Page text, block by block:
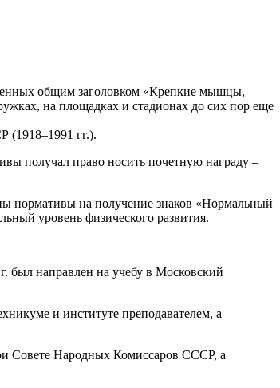
общим заголовком «Крепкие мышцы,
на площадках и стадионах до сих пор еще
(1918–1991 гг.).
получал право носить почетную награду –
нормативы на получение знаков «Нормальный
уровень физического развития.
был направлен на учебу в Московский
и институте преподавателем, а
Совете Народных Комиссаров СССР, а